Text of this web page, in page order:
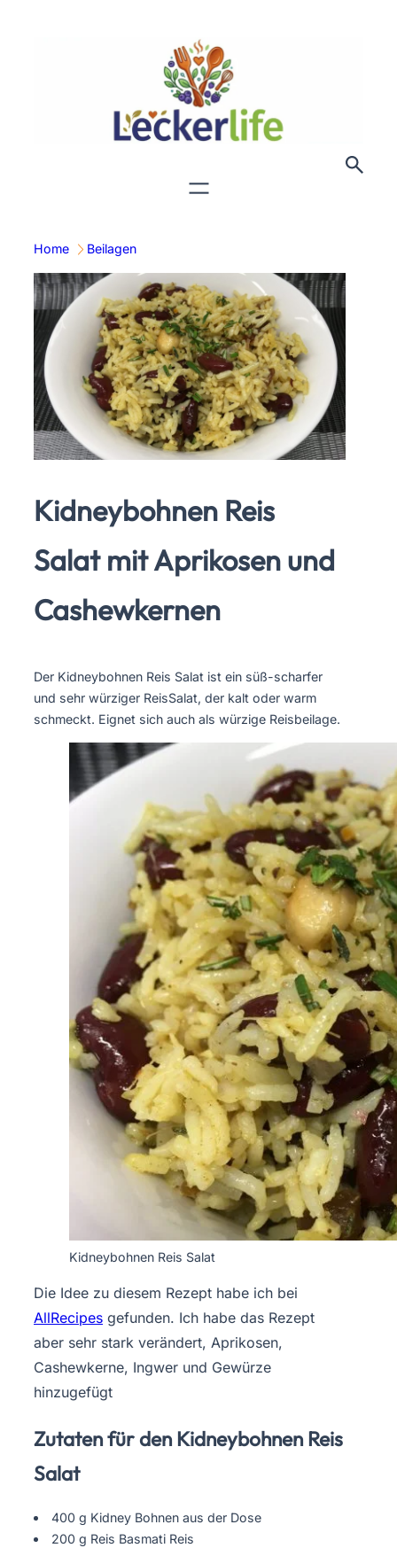
Home Beilagen
Kidneybohnen Reis
Salat mit Aprikosen und
Cashewkernen
Der Kidneybohnen Reis Salat ist ein süß-scharfer
und sehr würziger ReisSalat, der kalt oder warm
schmeckt. Eignet sich auch als würzige Reisbeilage.
Kidneybohnen Reis Salat
Die Idee zu diesem Rezept habe ich bei
AllRecipes gefunden. Ich habe das Rezept
aber sehr stark verändert, Aprikosen,
Cashewkerne, Ingwer und Gewürze
hinzugefügt
Zutaten für den Kidneybohnen Reis
Salat
400 g Kidney Bohnen aus der Dose
200 g Reis Basmati Reis